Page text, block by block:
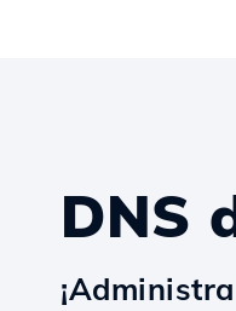
DNS